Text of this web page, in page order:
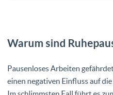
Warum sind
Pausenloses Arbeiten
einen negativen Einfluss auf die